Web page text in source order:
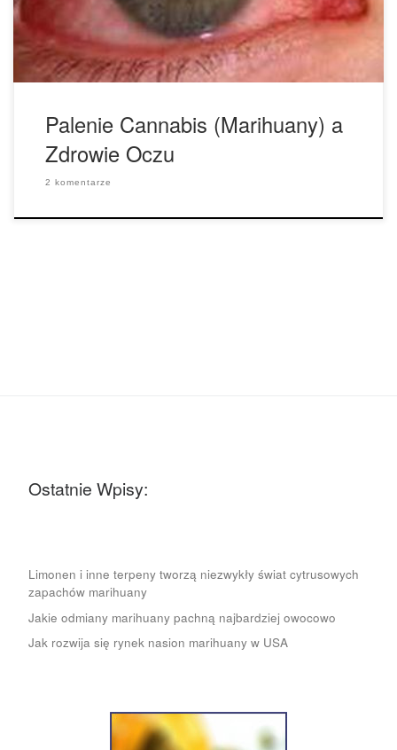
przekrwienia […]
Palenie Cannabis (Marihuany) a
Zdrowie Oczu
2 komentarze
Ostatnie Wpisy:
Limonen i inne terpeny tworzą niezwykły świat cytrusowych
zapachów marihuany
Jakie odmiany marihuany pachną najbardziej owocowo
Jak rozwija się rynek nasion marihuany w USA